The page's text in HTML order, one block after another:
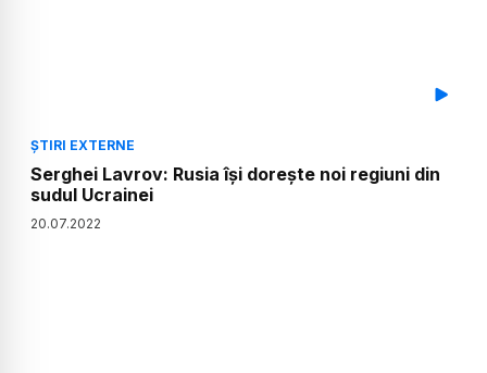
ȘTIRI EXTERNE
Serghei Lavrov: Rusia își dorește noi regiuni din
sudul Ucrainei
20.07.2022